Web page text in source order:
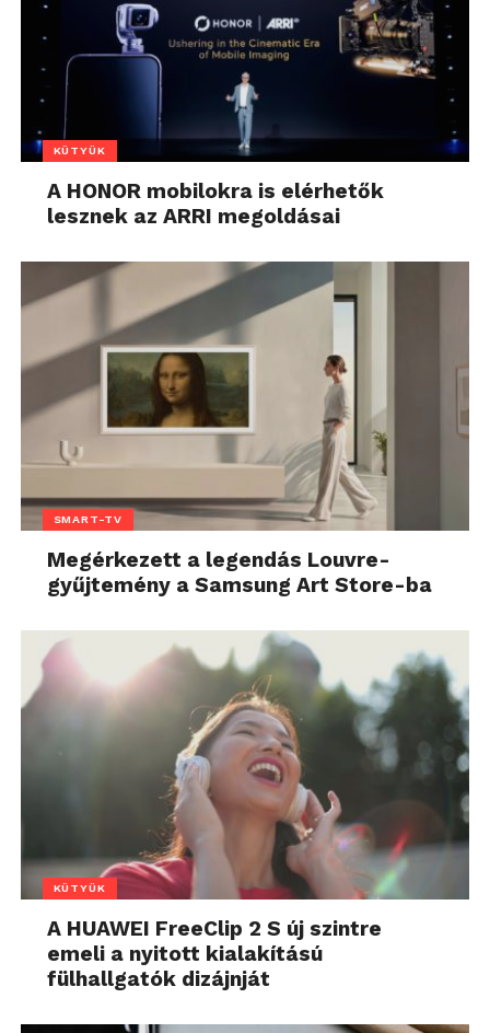
KÜTYÜK
A HONOR mobilokra is elérhetők
lesznek az ARRI megoldásai
SMART-TV
Megérkezett a legendás Louvre-
gyűjtemény a Samsung Art Store-ba
KÜTYÜK
A HUAWEI FreeClip 2 S új szintre
emeli a nyitott kialakítású
fülhallgatók dizájnját